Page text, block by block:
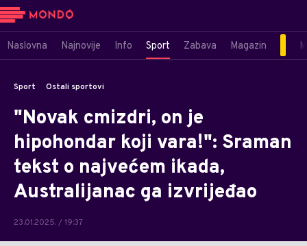
Naslovna Najnovije Info Sport Zabava Magazin
Sport Ostali sportovi
"Novak cmizdri, on je
hipohondar koji vara!": Sraman
tekst o najvećem ikada,
Australijanac ga izvrijeđao
23.01.2025. / 19:37